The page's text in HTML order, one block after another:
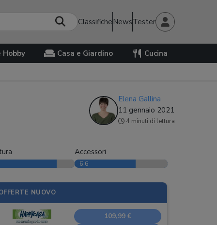
Classifiche NewsTester
Hobby Casa e Giardino Cucina
Elena Gallina
11 gennaio 2021
4 minuti di lettura
Accessori
6.6
NUOVO
109,99 €